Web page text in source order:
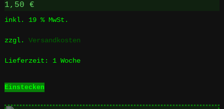
1,50 €
inkl. 19 % MwSt.
zzgl. Versandkosten
Lieferzeit: 1 Woche
Einstecken